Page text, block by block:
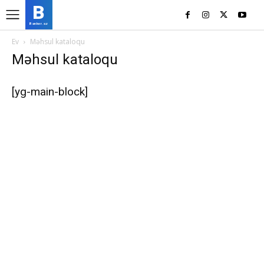
B
Banker.az
Ev Məhsul kataloqu
Məhsul kataloqu
[yg-main-block]